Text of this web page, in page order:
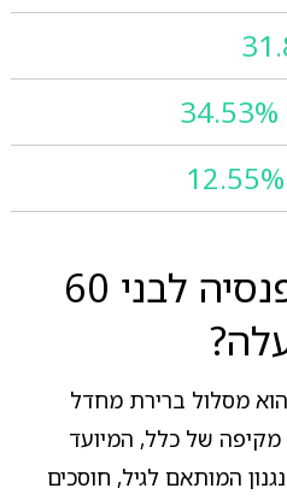
34.53%
12.55%
מה זה כלל פנסיה לבני 60
60 ומעלה הוא מסלול ברירת מחדל
מקיפה של כלל, המיועד
במנגנון המותאם לגיל, חוסכים